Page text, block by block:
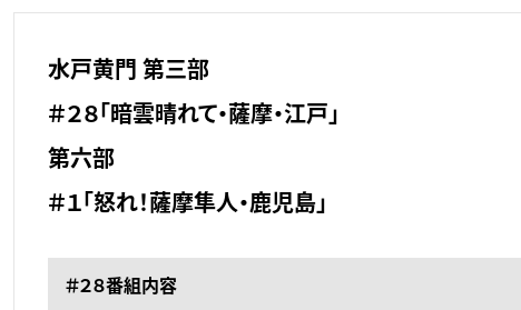
水戸黄門 第三部
＃２８「暗雲晴れて・薩摩・江戸」
第六部
＃１「怒れ！薩摩隼人・鹿児島」
＃２８番組内容